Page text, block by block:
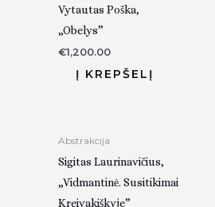
Vytautas Poška,
„Obelys”
€1,200.00
Abstrakcija
Sigitas Laurinavičius,
„Vidmantinė. Susitikimai
Kreivakiškyje”